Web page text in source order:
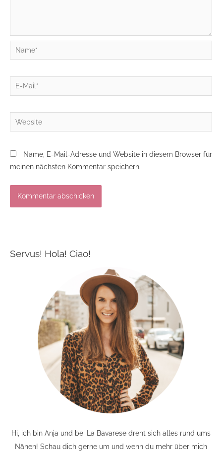
Name*
E-
Mail*
Website
Name, E-Mail-Adresse und Website in diesem Browser für
meinen nächsten Kommentar speichern.
Servus! Hola! Ciao!
Hi, ich bin Anja und bei La Bavarese dreht sich alles rund ums
Nähen! Schau dich gerne um und wenn du mehr über mich